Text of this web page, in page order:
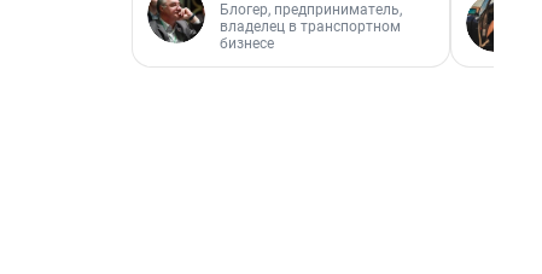
Блогер, предприниматель,
владелец в транспортном
бизнесе